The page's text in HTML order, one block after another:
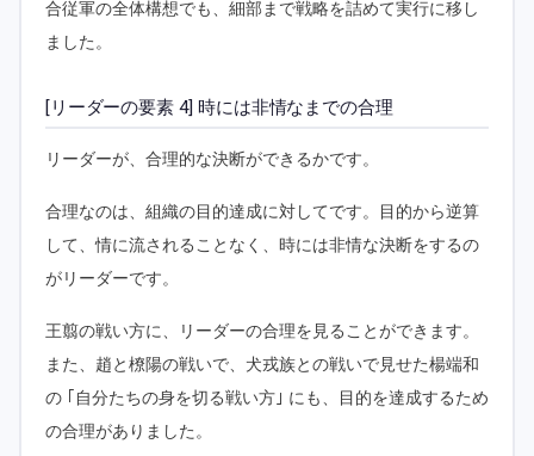
合従軍の全体構想でも、細部まで戦略を詰めて実行に移し
ました。
[リーダーの要素 4] 時には非情なまでの合理
リーダーが、合理的な決断ができるかです。
合理なのは、組織の目的達成に対してです。目的から逆算
して、情に流されることなく、時には非情な決断をするの
がリーダーです。
王翦の戦い方に、リーダーの合理を見ることができます。
また、趙と橑陽の戦いで、犬戎族との戦いで見せた楊端和
の ｢自分たちの身を切る戦い方｣ にも、目的を達成するため
の合理がありました。